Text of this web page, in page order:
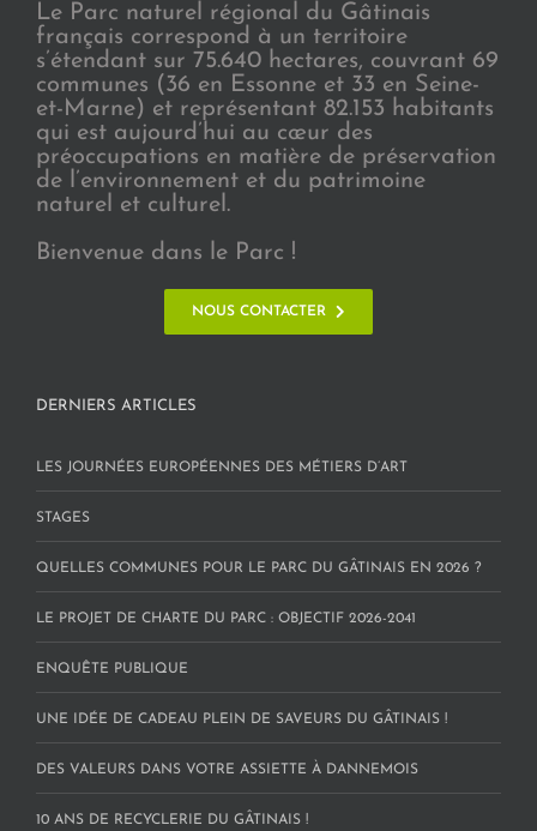
Le Parc naturel régional du Gâtinais
français correspond à un territoire
s’étendant sur 75.640 hectares, couvrant 69
communes (36 en Essonne et 33 en Seine-
et-Marne) et représentant 82.153 habitants
qui est aujourd’hui au cœur des
préoccupations en matière de préservation
de l’environnement et du patrimoine
naturel et culturel.
Bienvenue dans le Parc !
NOUS CONTACTER
DERNIERS ARTICLES
LES JOURNÉES EUROPÉENNES DES MÉTIERS D’ART
STAGES
QUELLES COMMUNES POUR LE PARC DU GÂTINAIS EN 2026 ?
LE PROJET DE CHARTE DU PARC : OBJECTIF 2026-2041
ENQUÊTE PUBLIQUE
UNE IDÉE DE CADEAU PLEIN DE SAVEURS DU GÂTINAIS !
DES VALEURS DANS VOTRE ASSIETTE À DANNEMOIS
10 ANS DE RECYCLERIE DU GÂTINAIS !